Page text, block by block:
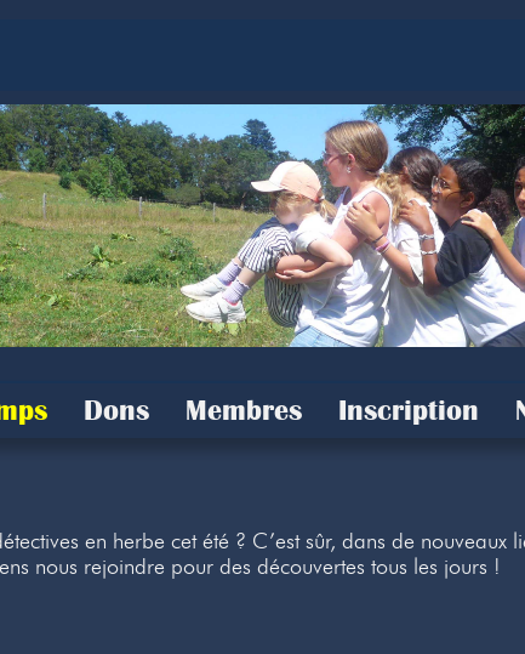
Dons Membres Inscription
en herbe cet été ? C’est sûr, dans de
nous rejoindre pour des découvertes tous les jours !